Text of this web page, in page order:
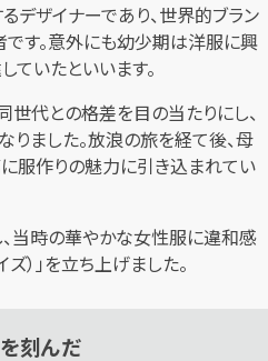
デザイナーであり、世界的ブラン
す。意外にも幼少期は洋服に興
ていたといいます。
世代との格差を目の当たりにし、
りました。放浪の旅を経て後、母
服作りの魅力に引き込まれてい
当時の華やかな女性服に違和感
ズ）」を立ち上げました。
を刻んだ